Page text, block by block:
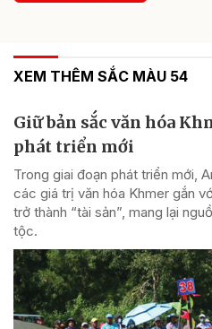
XEM THÊM SẮC MÀU 54
Giữ bản sắc văn hóa
phát triển mới
Trong giai đoạn phát triển mới,
các giá trị văn hóa Khmer gắn
trở thành “tài sản”, mang lại
tộc.